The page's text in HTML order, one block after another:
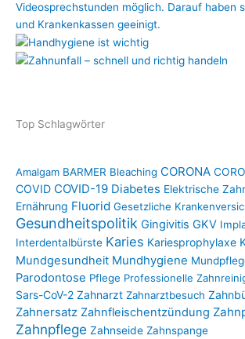
Top Schlagwörter
Amalgam BARMER Bleaching CORONA
COVID COVID-19 Diabetes Elektrische
Ernährung Fluorid Gesetzliche
Gesundheitspolitik Gingivitis GKV
Interdentalbürste Karies Kariesprophylaxe
Mundgesundheit Mundhygiene
Parodontose Pflege Professionelle
Sars-CoV-2 Zahnarzt Zahnarztbesuch
Zahnersatz Zahnfleischentzündung
Zahnpflege Zahnseide Zahnspange